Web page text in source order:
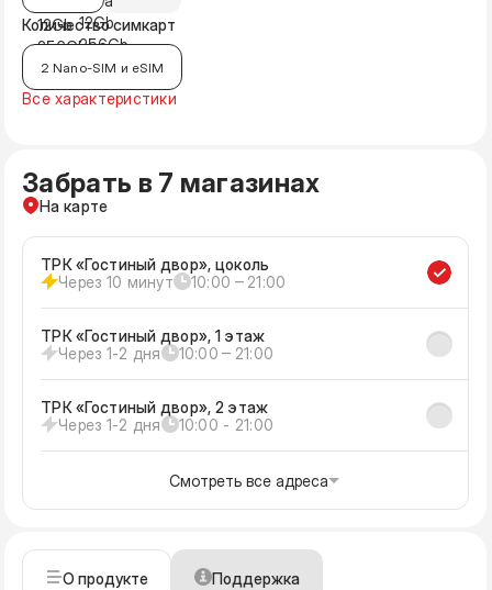
Количество симкарт
2 Nano-SIM и eSIM
Все характеристики
Забрать в 7 магазинах
На карте
ТРК «Гостиный двор», цоколь
Через 10 минут
10:00 ‒ 21:00
ТРК «Гостиный двор», 1 этаж
Через 1-2 дня
10:00 ‒ 21:00
ТРК «Гостиный двор», 2 этаж
Через 1-2 дня
10:00 - 21:00
Смотреть все адреса
О продукте Поддержка